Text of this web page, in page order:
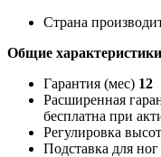
Страна
Общие характеристики
Гарантия (мес) 12
Расширенная
бесплатна при
Регулировка
Подставка для ног